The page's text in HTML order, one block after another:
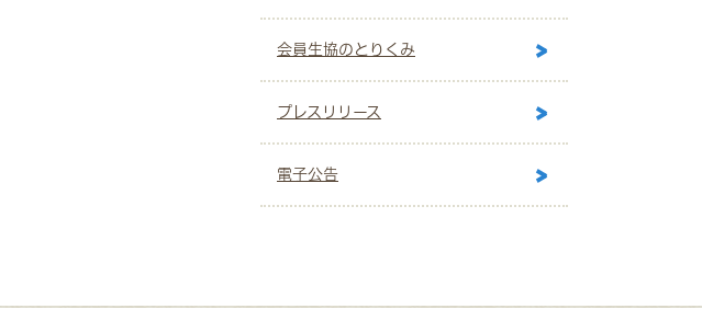
会員生協のとりくみ
プレスリリース
電子公告